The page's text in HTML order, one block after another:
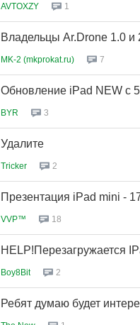
AVTOXZY 1
Владельцы Ar.Drone 1.0 и
MK-2 (mkprokat.ru) 7
Обновление iPad NEW с
BYR 3
Удалите
Tricker 2
Презентация iPad mini -
VVP™ 18
HELP!Перезагружается
Boy8Bit 2
Ребят думаю будет